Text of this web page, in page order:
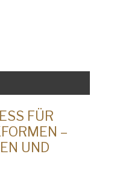
FÜR
–
UND